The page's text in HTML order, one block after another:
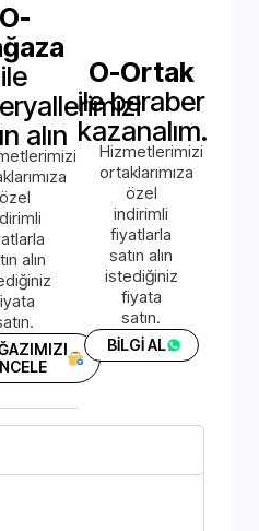
O-
ile
alın
özel
alın
O-Ortak
ile beraber
kazanalım.
Hizmetlerimizi
ortaklarımıza
özel
indirimli
fiyatlarla
satın alın
istediğiniz
fiyata
satın.
BİLGİ AL